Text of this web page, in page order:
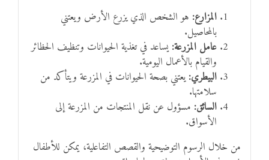
المزارع: هو الشخص الذي يزرع الأرض ويعتني
بالمحاصيل.
عامل المزرعة:يساعد في تغذية الحيوانات وتنظيف الحظائر
والقيام بالأعمال اليومية.
البيطري:يعتني بصحة الحيوانات في المزرعة ويتأكد من
سلامتها.
السائق: مسؤول عن نقل المنتجات من المزرعة إلى
الأسواق.
من خلال الرسوم التوضيحية والقصص التفاعلية، يمكن للأطفال